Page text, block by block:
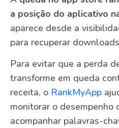
a posição do aplicativo
aparece desde a
para recuperar
Para evitar que a perda
transforme em queda
receita, o RankMyApp
monitorar o desempenho
acompanhar palavras-